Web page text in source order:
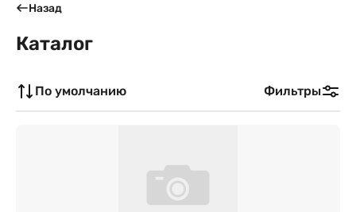
Назад
Каталог
По умолчанию Фильтры